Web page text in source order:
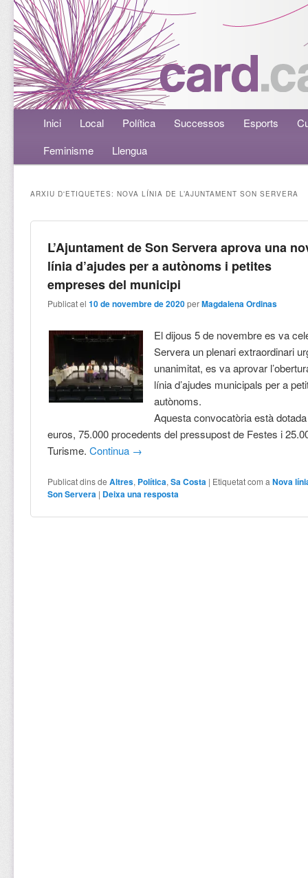
Menú principalAneu al contingut principal
Aneu al contingut secundari
Inici Local Política Successos Esports
Feminisme
Llengua
ARXIU D'ETIQUETES:NOVA LÍNIA DE L’AJUNTAMENT SON SERVERA
L’Ajuntament de Son Servera aprova una
línia d’ajudes per a autònoms i petites
empreses del municipi
Publicat el10 de novembre de 2020 perMagdalena Ordinas
El dijous 5 de novembre es va
Servera un plenari extraordinari
unanimitat, es va aprovar
línia d’ajudes municipals per a
autònoms.
Aquesta convocatòria està
euros, 75.000 procedents del pressupost de Festes i
Turisme.Continua →
Publicat dins de Altres, Política,Sa Costa | Etiquetat com a Nova
Son Servera | Deixa una resposta